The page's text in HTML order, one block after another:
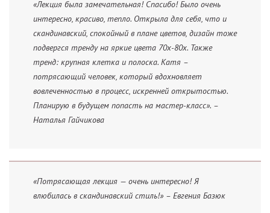
«Лекция была замечательная! Спасибо! Было очень
интересно, красиво, тепло. Открыла для себя, что и
скандинавский, спокойный в плане цветов, дизайн тоже
подвергся тренду на яркие цвета 70х-80х. Также
тренд: крупная клетка и полоска. Катя –
потрясающий человек, который вдохновляет
вовлеченностью в процесс, искренней открытостью.
Планирую в будущем попасть на мастер-класс». –
Наталья Гайчикова
«Потрясающая лекция — очень интересно! Я
влюбилась в скандинавский стиль!» – Евгения Базюк